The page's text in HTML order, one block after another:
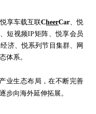
享车载互联CheerCar、悦
短视频IP矩阵、悦享会员
济、悦系列节目集群、网
体系。
产业生态布局，在不断完善
步向海外延伸拓展。